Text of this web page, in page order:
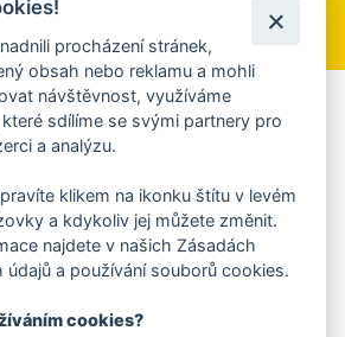
Přihlásit se k odběru
Mobilní rozhlas
svého mobilu či mailu upozornění na
na kulturní a sportovní akce?
informací o aplikaci
procházení stránek,
obsah nebo reklamu a mohli
návštěvnost, využíváme
sdílíme se svými partnery pro
a analýzu.
klikem na ikonku štítu v levém
a kdykoliv jej můžete změnit.
najdete v našich Zásadách
a používání souborů cookies.
cookies?